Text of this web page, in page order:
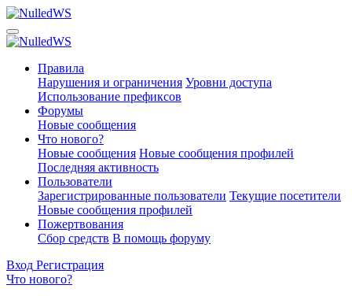
Правила
Нарушения и ограничения Уровни доступа
Использование префиксов
Форумы
Новые сообщения
Что нового?
Новые сообщения Новые сообщения профилей
Последняя активность
Пользователи
Зарегистрированные пользователи Текущие посетители
Новые сообщения профилей
Пожертвования
Сбор средств В помощь форуму
Вход Регистрация
Что нового?